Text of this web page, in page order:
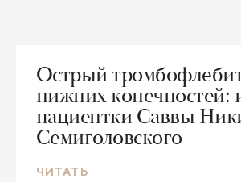
Острый
нижних конечностей:
пациентки Саввы
Семиголовского
ЧИТАТЬ